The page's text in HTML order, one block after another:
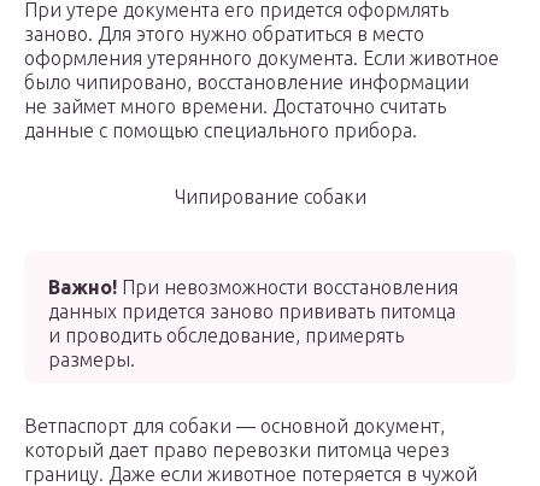
При утере документа его придется оформлять
заново. Для этого нужно обратиться в место
оформления утерянного документа. Если животное
было чипировано, восстановление информации
не займет много времени. Достаточно считать
данные с помощью специального прибора.
Чипирование собаки
Важно! При невозможности восстановления
данных придется заново прививать питомца
и проводить обследование, примерять
размеры.
Ветпаспорт для собаки — основной документ,
который дает право перевозки питомца через
границу. Даже если животное потеряется в чужой